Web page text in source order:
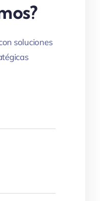
soluciones